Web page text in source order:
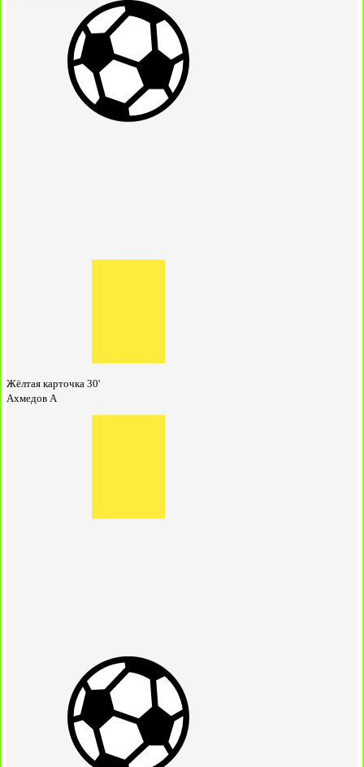
Жёлтая карточка 30'
Ахмедов А